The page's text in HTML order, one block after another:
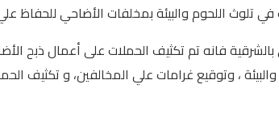
تلوث اللحوم والبيئة بمخلفات الأضاحي للحفاظ
فانه تم تكثيف الحملات على أعمال ذبح
، وتوقيع غرامات علي المخالفين، و تكثيف